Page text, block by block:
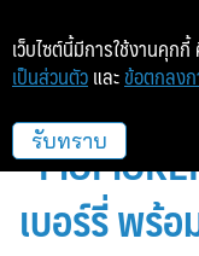
สินค้าใหม่จาก
เบอร์รี่ พร้
เว็บไซต์นี้มีการใช้งานคุกกี้
เป็นส่วนตัว และ ข้อตกลงก
รับทราบ